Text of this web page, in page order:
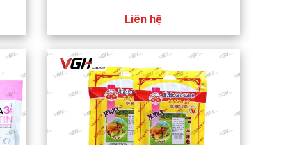
Liên hệ